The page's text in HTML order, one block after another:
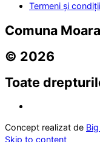
Termeni și condiții
Comuna
© 2026
Toate
Concept realizat de
Skip to content